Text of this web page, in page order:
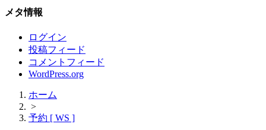
メタ情報
ログイン
投稿フィード
コメントフィード
WordPress.org
ホーム
>
予約 [ WS ]